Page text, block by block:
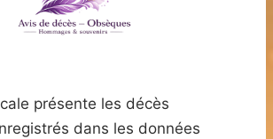
présente les décès
dans les données